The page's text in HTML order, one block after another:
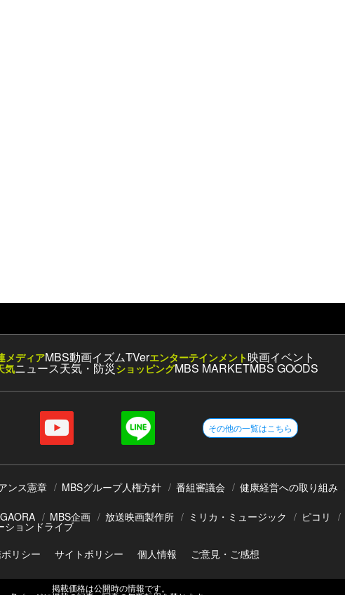
メディアMBS動画イズムTVerエンターテインメント映画イベント
気ニュース天気・防災 ショッピングMBS MARKETMBS GOODS
その他の一覧はこちら
ンス憲章 MBSグループ人権方針 番組審議会 健康経営への取り組み
GAORA MBS企画 放送映画製作所 ミリカ・ミュージック ピコリ
ションドライブ
リシー
サイトポリシー 個人情報 ご意見・ご感想
掲載価格は公開時の情報です。